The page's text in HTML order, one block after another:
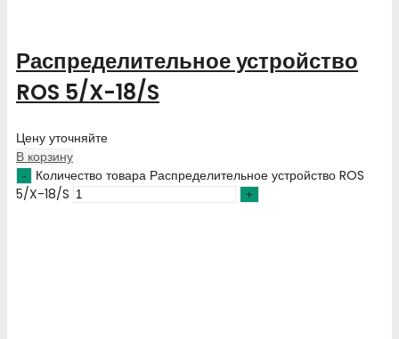
Распределительное устройство
ROS 5/X-18/S
Цену уточняйте
В корзину
Количество товара Распределительное устройство ROS
5/X-18/S